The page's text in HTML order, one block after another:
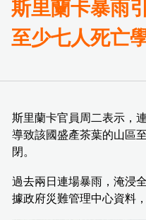
斯里蘭卡暴雨
至少七人死亡
斯里蘭卡官員周二表示，
導致該國盛產茶葉的山區
閉。
過去兩日連場暴雨，淹浸
據政府災難管理中心資料